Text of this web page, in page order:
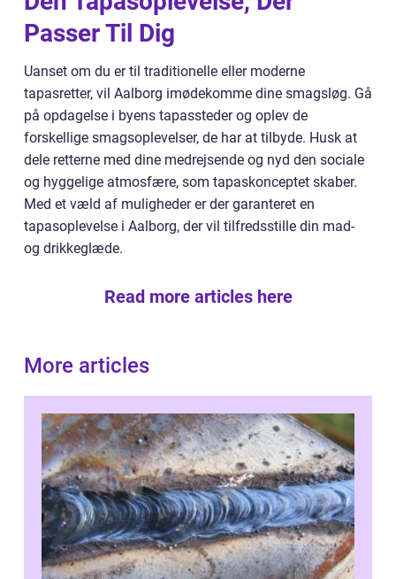
Passer Til Dig
Uanset om du er til traditionelle eller moderne
tapasretter, vil Aalborg imødekomme dine smagsløg. Gå
på opdagelse i byens tapassteder og oplev de
forskellige smagsoplevelser, de har at tilbyde. Husk at
dele retterne med dine medrejsende og nyd den sociale
og hyggelige atmosfære, som tapaskonceptet skaber.
Med et væld af muligheder er der garanteret en
tapasoplevelse i Aalborg, der vil tilfredsstille din mad-
og drikkeglæde.
Read more articles here
More articles